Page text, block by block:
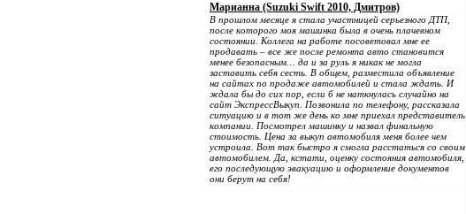
Марианна (Suzuki Swift 2010, Дмитров)
В прошлом месяце я стала участницей серьезного ДТП,
после которого моя машинка была в очень плачевном
состоянии. Коллега на работе посоветовал мне ее
продавать – все же после ремонта авто становится
менее безопасным… да и за руль я никак не могла
заставить себя сесть. В общем, разместила объявление
на сайтах по продаже автомобилей и стала ждать. И
ждала бы до сих пор, если б не наткнулась случайно на
сайт ЭкспрессВыкуп. Позвонила по телефону, рассказала
ситуацию и в тот же день ко мне приехал представитель
компании. Посмотрел машинку и назвал финальную
стоимость. Цена за выкуп автомобиля меня более чем
устроила. Вот так быстро я смогла расстаться со своим
автомобилем. Да, кстати, оценку состояния автомобиля,
его последующую эвакуацию и оформление документов
они берут на себя!